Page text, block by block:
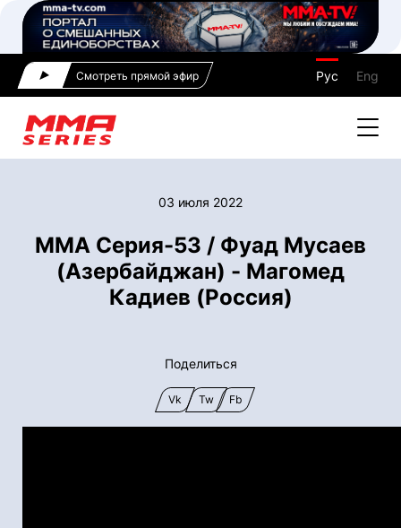
Смотреть прямой эфир Рус Eng
03 июля 2022
ММА Серия-53 / Фуад Мусаев
(Азербайджан) - Магомед
Кадиев (Россия)
Поделиться
Vk Tw Fb